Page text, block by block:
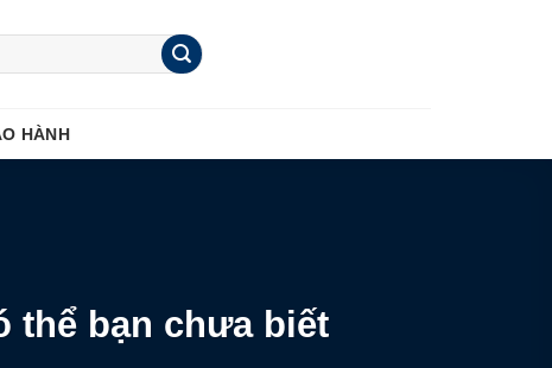
HÀNH
thể bạn chưa biết